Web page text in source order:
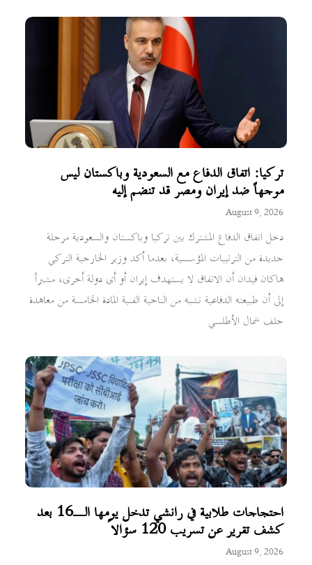
تركيا: اتفاق الدفاع مع السعودية وباكستان ليس
موجهاً ضد إيران ومصر قد تنضم إليه
August 9, 2026
دخل اتفاق الدفاع المشترك بين تركيا وباكستان والسعودية مرحلة
جديدة من الترتيبات المؤسسية، بعدما أكد وزير الخارجية التركي
هاكان فيدان أن الاتفاق لا يستهدف إيران أو أي دولة أخرى، مشيراً
إلى أن طبيعته الدفاعية تشبه من الناحية الفنية المادة الخامسة من معاهدة
حلف شمال الأطلسي
احتجاجات طلابية في رانشي تدخل يومها الـ16 بعد
كشف تقرير عن تسريب 120 سؤالاً
August 9, 2026